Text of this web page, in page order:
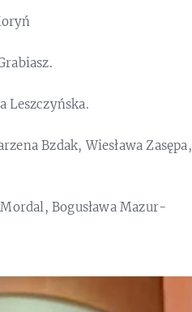
Leszczyńska.
Bzdak, Wiesława Zasępa,
Bogusława Mazur-